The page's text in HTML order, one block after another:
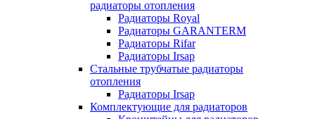
радиаторы отопления
Радиаторы Royal
Радиаторы GARANTERM
Радиаторы Rifar
Радиаторы Irsap
Стальные трубчатые радиаторы
отопления
Радиаторы Irsap
Комплектующие для радиаторов